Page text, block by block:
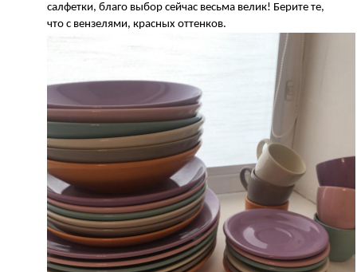
салфетки, благо выбор сейчас весьма велик! Берите те,
что с вензелями, красных оттенков.